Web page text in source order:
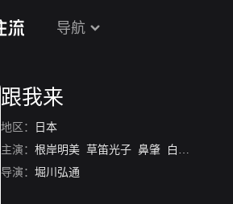
导航
跟我来
地区：
日本
主演： 根岸明美 草笛光子 鼻肇
白川由美
导演： 堀川弘通